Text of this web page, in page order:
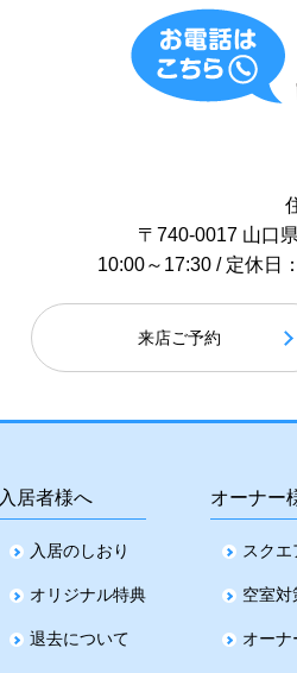
〒740-0017 山口
10:00～17:30 / 定休日
来店ご予約
入居者様へ
入居のしおり
オリジナル特典
退去について
オーナー
スク
空室対
オーナ